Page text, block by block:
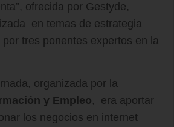
ofrecida por Gestyde,
en temas de estrategia
tres ponentes expertos en la
organizada por la
y Empleo, era aportar
los negocios en internet